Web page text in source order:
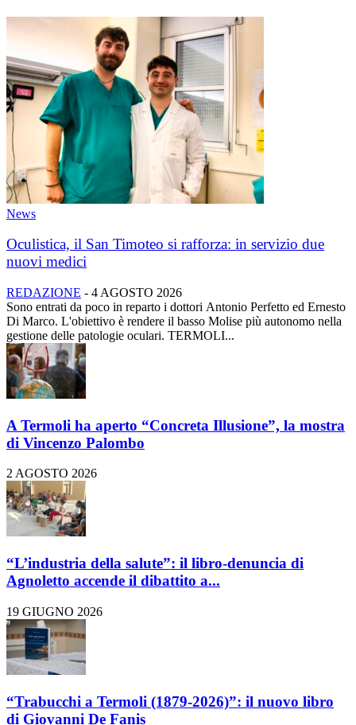
News
Oculistica, il San Timoteo si rafforza: in servizio due
nuovi medici
REDAZIONE - 4 AGOSTO 2026
Sono entrati da poco in reparto i dottori Antonio Perfetto ed Ernesto
Di Marco. L'obiettivo è rendere il basso Molise più autonomo nella
gestione delle patologie oculari. TERMOLI...
A Termoli ha aperto “Concreta Illusione”, la mostra
di Vincenzo Palombo
2 AGOSTO 2026
“L’industria della salute”: il libro-denuncia di
Agnoletto accende il dibattito a...
19 GIUGNO 2026
“Trabucchi a Termoli (1879-2026)”: il nuovo libro
di Giovanni De Fanis